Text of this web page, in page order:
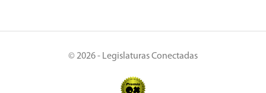
© 2026 - Legislaturas Conectadas